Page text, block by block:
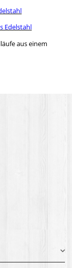
Edelstahl
aus einem